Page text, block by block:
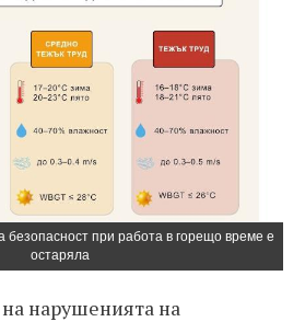
безопасност при работа в горещо време е
остаряла
нарушенията на